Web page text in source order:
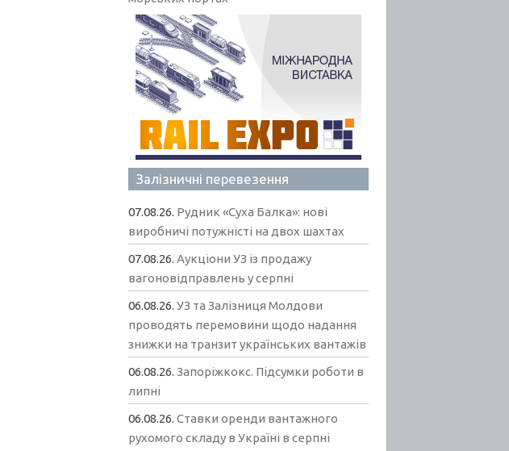
Залізничні перевезення
07.08.26. Рудник «Суха Балка»: нові
виробничі потужністі на двох шахтах
07.08.26.Аукціони УЗ із продажу
вагоновідправлень у серпні
06.08.26.УЗ та Залізниця Молдови
проводять перемовини щодо надання
знижки на транзит українських вантажів
06.08.26.Запоріжкокс. Підсумки роботи в
липні
06.08.26.Ставки оренди вантажного
рухомого складу в Україні в серпні